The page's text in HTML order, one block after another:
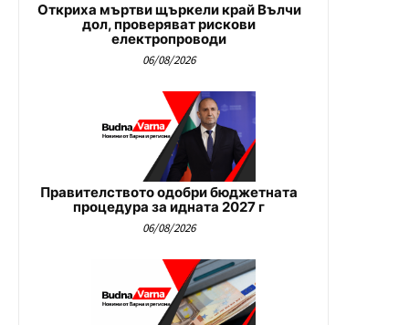
Откриха мъртви щъркели край Вълчи
дол, проверяват рискови
електропроводи
06/08/2026
Правителството одобри бюджетната
процедура за идната 2027 г
06/08/2026